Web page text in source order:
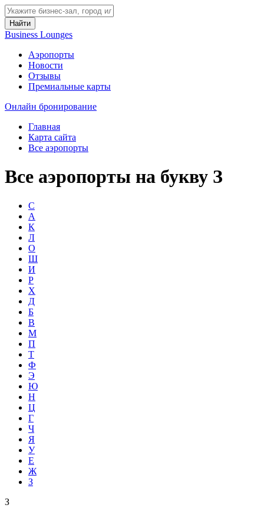
Найти
Business Lounges
Аэропорты
Новости
Отзывы
Премиальные карты
Онлайн бронирование
Главная
Карта сайта
Все аэропорты
Все аэропорты на букву З
С
А
К
Л
О
Ш
И
Р
Х
Д
Б
В
М
П
Т
Ф
Э
Ю
Н
Ц
Г
Ч
Я
У
Е
Ж
З
З